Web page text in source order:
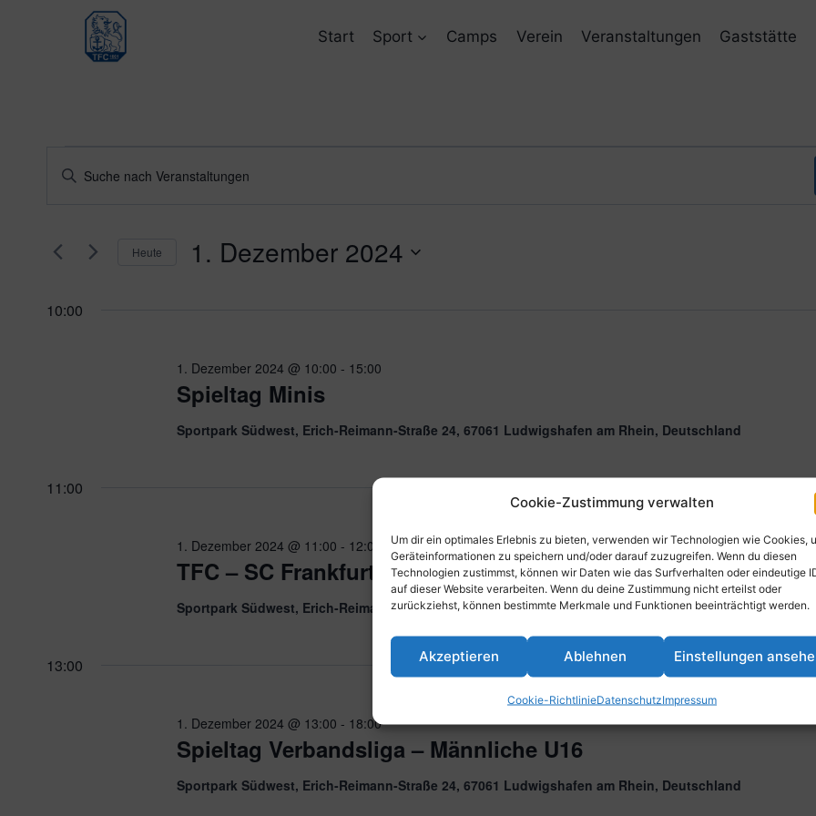
Cookie-Zustimmung verwalten
Um dir ein optimales Erlebnis zu bieten, verwenden wir Technologien wie Cookies,
Geräteinformationen zu speichern und/oder darauf zuzugreifen. Wenn du diesen
Technologien zustimmst, können wir Daten wie das Surfverhalten oder eindeutige
auf dieser Website verarbeiten. Wenn du deine Zustimmung nicht erteilst oder
zurückziehst, können bestimmte Merkmale und Funktionen beeinträchtigt werden.
Akzeptieren Ablehnen Einstellungen
Cookie-RichtlinieDatenschutzImpressum
Start Sport Camps Verein Veranstaltungen Gaststätte
Veranstaltungen
1.
Dezember
Veranstaltungen
und
Navigation
Bitte
Suche
Schlüsselwort.
Heute 1. Dezember 2024
10:00
Spieltag Minis
1. Dezember 2024 @ 10:00 - 15:00
Sportpark Südwest, Erich-Reimann-Straße 24, 67061 Ludwigshafen am Rhein, Deutschland
11:00
TFC – SC Frankfurt 2 (1. Herren)
1. Dezember 2024 @ 11:00 - 12:00
Sportpark Südwest, Erich-Reimann-Straße 24, 67061 Ludwigshafen am Rhein, Deutschland
13:00
Spieltag Verbandsliga – Männliche U16
1. Dezember 2024 @ 13:00 - 18:00
Sportpark Südwest, Erich-Reimann-Straße 24, 67061 Ludwigshafen am Rhein, Deutschland